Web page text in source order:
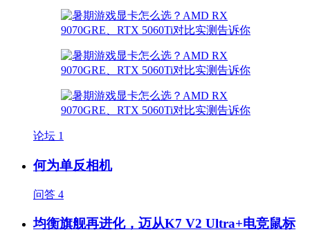
论坛 1
何为单反相机
问答 4
均衡旗舰再进化，迈从K7 V2 Ultra+电竞鼠标